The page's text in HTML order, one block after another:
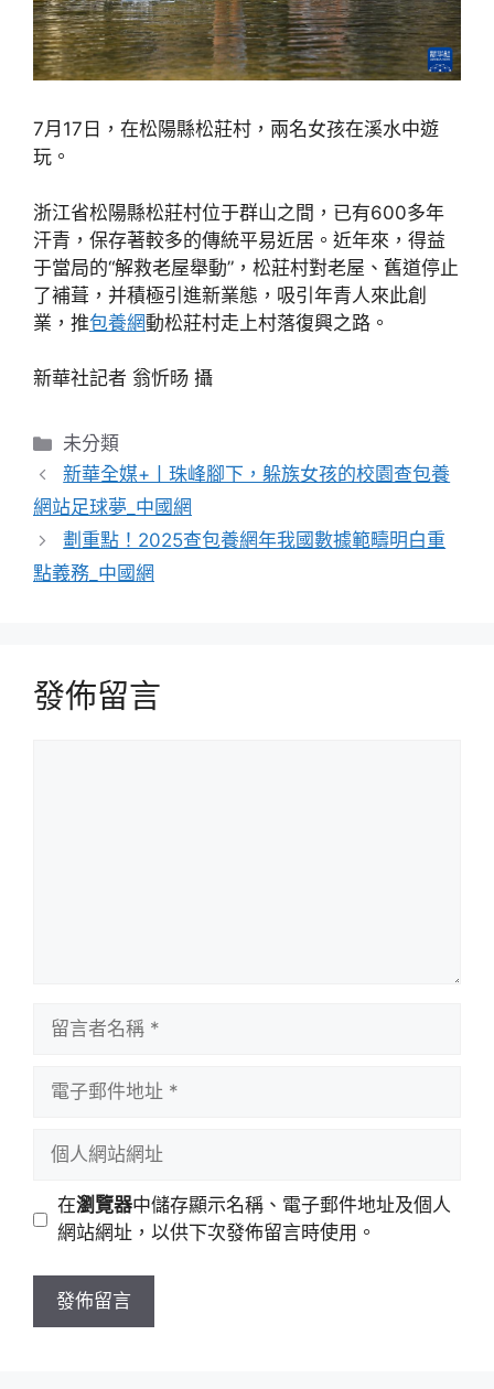
7月17日，在松陽縣松莊村，兩名女孩在溪水中遊
玩。
浙江省松陽縣松莊村位于群山之間，已有600多年
汗青，保存著較多的傳統平易近居。近年來，得益
于當局的“解救老屋舉動”，松莊村對老屋、舊道停止
了補葺，并積極引進新業態，吸引年青人來此創
業，推包養網動松莊村走上村落復興之路。
新華社記者 翁忻旸 攝
分
類
未分類
新華全媒+丨珠峰腳下，躲族女孩的校園查包養
網站足球夢_中國網
劃重點！2025查包養網年我國數據範疇明白重
點義務_中國網
發佈留言
址
站
址
在瀏覽器中儲存顯示名稱、電子郵件地址及個人
網站網址，以供下次發佈留言時使用。